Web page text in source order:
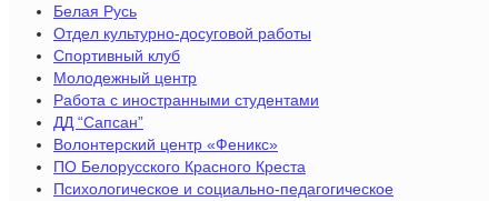
Белая Русь
Отдел культурно-досуговой работы
Спортивный клуб
Молодежный центр
Работа с иностранными студентами
ДД “Сапсан”
Волонтерский центр «Феникс»
ПО Белорусского Красного Креста
Психологическое и социально-педагогическое